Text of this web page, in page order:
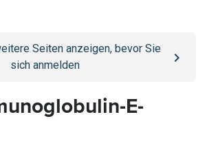
page Seiten anzeigen, bevor Sie
sich anmelden
E-